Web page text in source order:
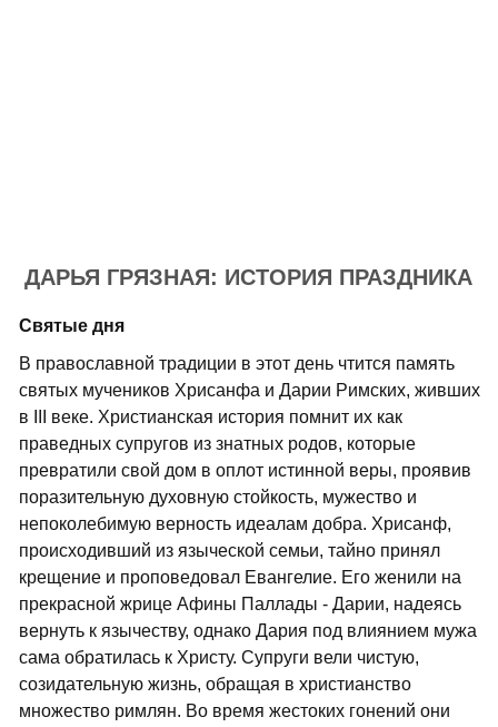
ДАРЬЯ ГРЯЗНАЯ: ИСТОРИЯ ПРАЗДНИКА
Святые дня
В православной традиции в этот день чтится память
святых мучеников Хрисанфа и Дарии Римских, живших
в III веке. Христианская история помнит их как
праведных супругов из знатных родов, которые
превратили свой дом в оплот истинной веры, проявив
поразительную духовную стойкость, мужество и
непоколебимую верность идеалам добра. Хрисанф,
происходивший из языческой семьи, тайно принял
крещение и проповедовал Евангелие. Его женили на
прекрасной жрице Афины Паллады - Дарии, надеясь
вернуть к язычеству, однако Дария под влиянием мужа
сама обратилась к Христу. Супруги вели чистую,
созидательную жизнь, обращая в христианство
множество римлян. Во время жестоких гонений они